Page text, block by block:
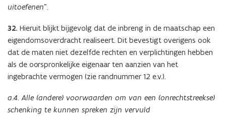
uitoefenen”.
32. Hieruit blijkt bijgevolg dat de inbreng in de maatschap een
eigendomsoverdracht realiseert. Dit bevestigt overigens ook
dat de maten niet dezelfde rechten en verplichtingen hebben
als de oorspronkelijke eigenaar ten aanzien van het
ingebrachte vermogen (zie randnummer 12 e.v.).
a.4. Alle (andere) voorwaarden om van een (onrechtstreekse)
schenking te kunnen spreken zijn vervuld